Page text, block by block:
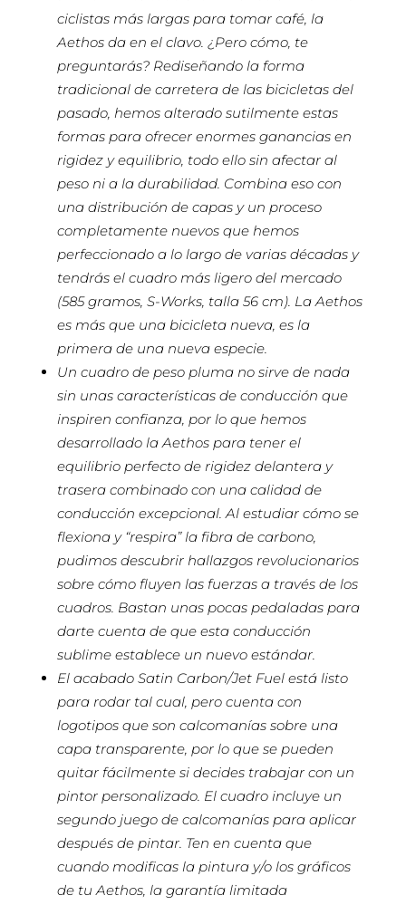
ciclistas más largas para tomar café, la
Aethos da en el clavo. ¿Pero cómo, te
preguntarás? Rediseñando la forma
tradicional de carretera de las bicicletas del
pasado, hemos alterado sutilmente estas
formas para ofrecer enormes ganancias en
rigidez y equilibrio, todo ello sin afectar al
peso ni a la durabilidad. Combina eso con
una distribución de capas y un proceso
completamente nuevos que hemos
perfeccionado a lo largo de varias décadas y
tendrás el cuadro más ligero del mercado
(585 gramos, S-Works, talla 56 cm). La Aethos
es más que una bicicleta nueva, es la
primera de una nueva especie.
Un cuadro de peso pluma no sirve de nada
sin unas características de conducción que
inspiren confianza, por lo que hemos
desarrollado la Aethos para tener el
equilibrio perfecto de rigidez delantera y
trasera combinado con una calidad de
conducción excepcional. Al estudiar cómo se
flexiona y “respira” la fibra de carbono,
pudimos descubrir hallazgos revolucionarios
sobre cómo fluyen las fuerzas a través de los
cuadros. Bastan unas pocas pedaladas para
darte cuenta de que esta conducción
sublime establece un nuevo estándar.
El acabado Satin Carbon/Jet Fuel está listo
para rodar tal cual, pero cuenta con
logotipos que son calcomanías sobre una
capa transparente, por lo que se pueden
quitar fácilmente si decides trabajar con un
pintor personalizado. El cuadro incluye un
segundo juego de calcomanías para aplicar
después de pintar. Ten en cuenta que
cuando modificas la pintura y/o los gráficos
de tu Aethos, la garantía limitada